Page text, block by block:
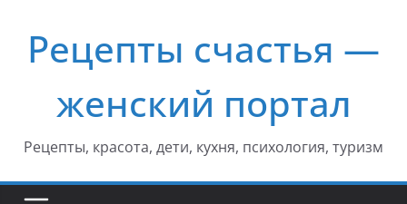
содержимому
Рецепты счастья —
женский портал
Рецепты, красота, дети, кухня, психология, туризм